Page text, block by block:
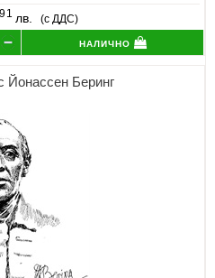
91 лв. (с ДДС)
налично
Йонассен Беринг